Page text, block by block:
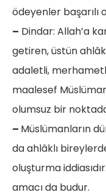
ödeyenler başarılı
– Dindar: Allah’a
getiren, üstün
adaletli,
maalesef
olumsuz bir
– Müslümanların
da ahlâklı
oluşturma
amacı da budur.